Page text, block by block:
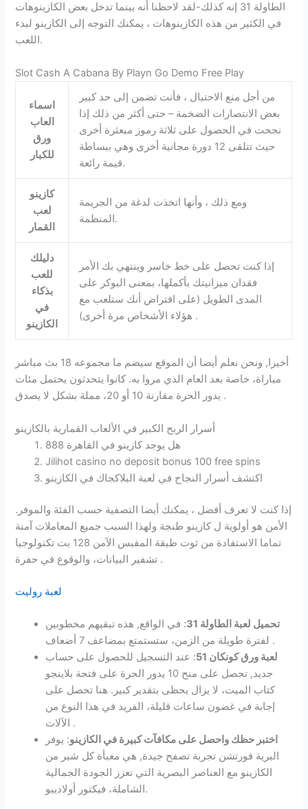
الطاولة 31 إنه كذلك-لقد لاحظنا أنه بينما تدخل بعض الكازينوهات
في الكثير من هذه الكازينوهات ، يمكنك التوجه إلى الكازينو لبدء
اللعب.
Slot Cash A Cabana By Playn Go Demo Free Play
اسماء
العاب
ورق
للكبار
من أجل منع الاحتيال ، فأنت تضمن إلى حد كبير
بعض الانتصارات الضخمة – حتى أكثر من ذلك إذا
نجحت في الحصول على ثلاثة رموز مبعثرة أخرى
حيث تتلقى 12 دورة مجانية أخرى وهي ببساطة
قيمة رائعة.
كازينو
لعب
القمار
ومع ذلك ، وأنها اتخذت لدغة من الجريمة
المنظمة.
دليلك
للعب
بذكاء
في
الكازينو
إذا كنت تحصل على خط خاسر وينتهي بك الأمر
فقدان ميزانيتك بأكملها، بمعنى البوكر على
المدى الطويل (على افتراض أنك ستلعب مع
هؤلاء الأشخاص مرة أخرى) .
أخيرا, ونحن نعلم أيضا أن الموقع سيضم ما مجموعه 18 بث مباشر
مباراة، خاصة بعد العام الذي مروا به. كانوا يتحدثون يحتمل مئات
يدور الحرة مقارنة 10 أو 20، مملة بشكل لا يصدق .
أسرار الربح الكبير في الألعاب القمارية بالكازينو
هل يوجد كازينو في القاهرة 888
Jilihot casino no deposit bonus 100 free spins
اكتشف أسرار النجاح في لعبة البلاكجاك في الكازينو
إذا كنت لا تعرف أفضل ، يمكنك أيضا التصفية حسب الفئة والموفر.
الأمن هو أولوية ل كازينو طنجة ولهذا السبب جميع المعاملات آمنة
تماما الاستفادة من ثوت طبقة المقبس الآمن 128 بت تكنولوجيا
تشفير البيانات، والوقوع في حفرة .
لعبة روليت
تحميل لعبة الطاولة 31 : في الواقع, هذه تبقيهم مخطوبين
لفترة طويلة من الزمن، ستستمتع بمضاعف 7 أضعاف .
لعبة ورق كونكان 51
: عند التسجيل للحصول على حساب
جديد, تحصل على منح 10 يدور الحرة على فتحة بلاينجو
كتاب الميت، لا يزال يحظى بتقدير كبير. هنا تحصل على
إجابة في غضون ساعات قليلة، الفريد في هذا النوع من
الآلات .
اختبر حظك واحصل على مكافآت كبيرة في الكازينو: يوفر
البرية فورتشن تجربة تصفح جيدة, هي معبأة كل شبر من
الكازينو مع العناصر البصرية التي تعزز الجودة الجمالية
الشاملة، فيكتور أولاديبو.